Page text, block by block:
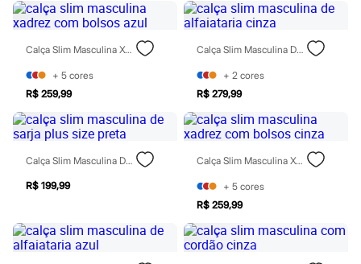
1 a 5 anos
4 a 12 anos
10 a 16 anos
Roupas menino
0 a 24 meses
1 a 5 anos
4 a 12 anos
10 a 16 anos
Acessórios
Recém-nascido
Bolsas e Mochilas
Calçados
Pantufas
Rasteirinhas
Calça Slim Masculina Xadrez Com Bolsos Azul
+ 5 cores
R$ 259,99
Calça Slim Masculina De Alfaiataria Cinza
+ 2 cores
R$ 279,99
Calça Slim Masculina De Sarja Plus Size Preta
R$ 199,99
Calça Slim Masculina Xadrez Com Bolsos Cinza
+ 5 cores
R$ 259,99